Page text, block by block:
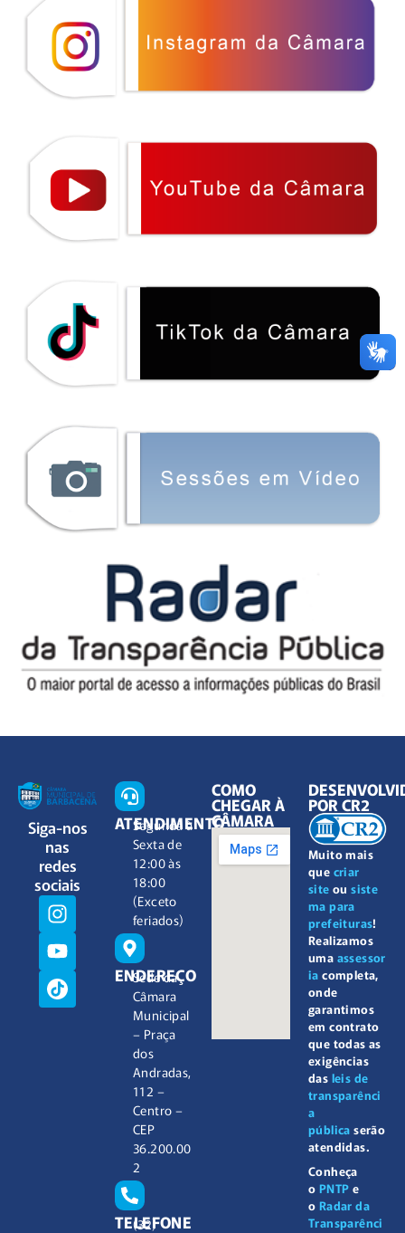
Siga-nos
nas
redes
sociais
ATENDIMENTO
Segunda à
Sexta de
12:00 às
18:00
(Exceto
feriados)
ENDEREÇO
Sede da
Câmara
Municipal
– Praça
dos
Andradas,
112 –
Centro –
CEP
36.200.00
2
TELEFONE
(32)
COMO
CHEGAR À
CÂMARA
Muito mais
que criar
site ousiste
ma para
prefeituras!
Realizamos
uma assessor
ia completa,
onde
garantimos
em contrato
que todas as
exigências
das leis de
transparênci
a
pública serão
atendidas.
Conheça
o PNTP e
o Radar da
Transparênci
POR CR2